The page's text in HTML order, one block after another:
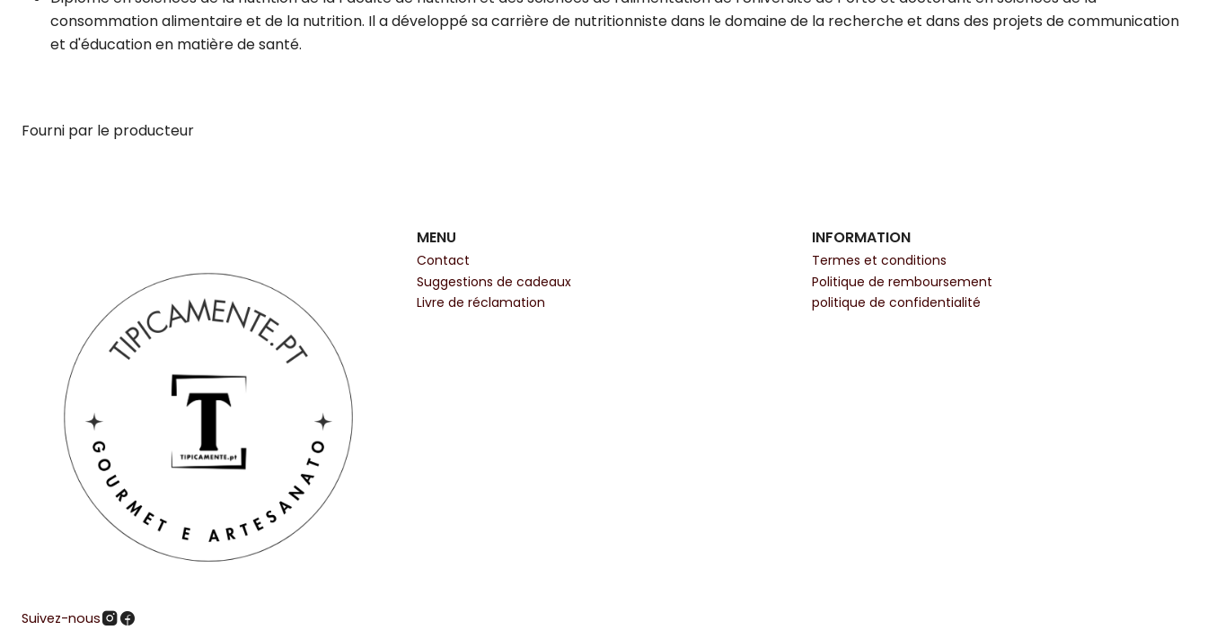
consommation alimentaire et de la nutrition. Il a développé sa carrière de nutritionniste dans le domaine de la recherche et dans des projets de communication
et d'éducation en matière de santé.
Fourni par le producteur
Suivez-nous
MENU
Contact
Suggestions de cadeaux
Livre de réclamation
INFORMATION
Termes et conditions
Politique de remboursement
politique de confidentialité